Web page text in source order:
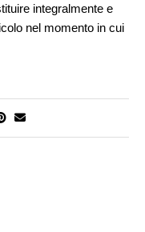
integralmente e
nel momento in cui
per prenderne uno
con le batterie dei
nuova in assoluto, è